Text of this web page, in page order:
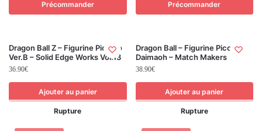
Précommander Précommander
Dragon Ball Z – Figurine Piccolo
Ver.B – Solid Edge Works Vol.13
36.90€
Ajouter au panier
Dragon Ball – Figurine Piccolo
Daimaoh – Match Makers
38.90€
Ajouter au panier
Rupture Rupture